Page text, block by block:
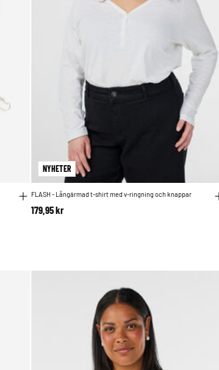
NYHETER
FLASH - Långärmad t-shirt med v-ringning och knappar
179,95 kr